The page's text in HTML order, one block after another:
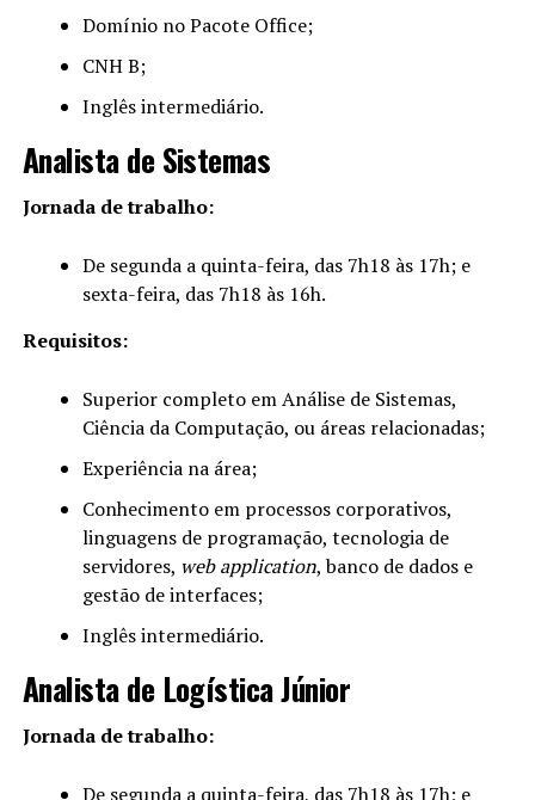
Domínio no Pacote Office;
CNH B;
Inglês intermediário.
Analista de Sistemas
Jornada de trabalho:
De segunda a quinta-feira, das 7h18 às 17h; e
sexta-feira, das 7h18 às 16h.
Requisitos:
Superior completo em Análise de Sistemas,
Ciência da Computação, ou áreas relacionadas;
Experiência na área;
Conhecimento em processos corporativos,
linguagens de programação, tecnologia de
servidores, web application, banco de dados e
gestão de interfaces;
Inglês intermediário.
Analista de Logística Júnior
Jornada de trabalho:
De segunda a quinta-feira, das 7h18 às 17h; e